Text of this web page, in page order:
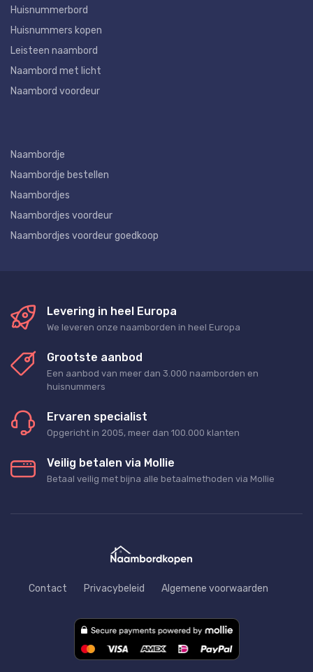
Huisnummerbord
Huisnummers kopen
Leisteen naambord
Naambord met licht
Naambord voordeur
Naambordje
Naambordje bestellen
Naambordjes
Naambordjes voordeur
Naambordjes voordeur goedkoop
Levering in heel Europa
We leveren onze naamborden in heel Europa
Grootste aanbod
Een aanbod van meer dan 3.000 naamborden en
huisnummers
Ervaren specialist
Opgericht in 2005, meer dan 100.000 klanten
Veilig betalen via Mollie
Betaal veilig met bijna alle betaalmethoden via Mollie
Contact Privacybeleid Algemene voorwaarden